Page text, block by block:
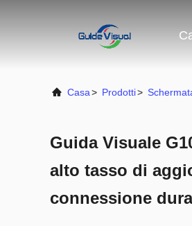
Casa> Prodotti>
Guida Visuale
alto tasso di
connessione